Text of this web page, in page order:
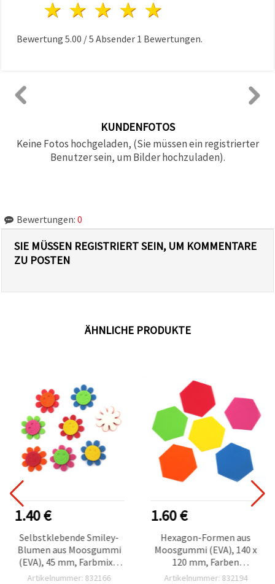
4 Sterne
3 Sterne
2 Sterne
1 Stern
Bewertung 5.00 /5 Absender 1 Bewertungen.
KUNDENFOTOS
Keine Fotos hochgeladen, (Sie müssen ein registrierter
Benutzer sein, um Bilder hochzuladen).
Bewertungen: 0
SIE MÜSSEN REGISTRIERT SEIN, UM KOMMENTARE
ZU POSTEN
ÄHNLICHE PRODUKTE
1.40 €
Selbstklebende Smiley-
Blumen aus Moosgummi
(EVA), 45 mm, Farbmix –
12 Stück
Artikelnummer: 832166
1.60 €
Hexagon-Formen aus
Moosgummi (EVA), 140 x
120 mm, Farben
gemischt, 12 Stück
Artikelnummer: 832194